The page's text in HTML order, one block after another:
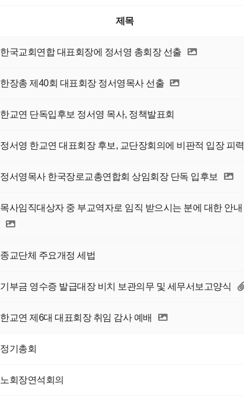
제목
한국교회연합 대표회장에 정서영 총회장 선출
한장총 제40회 대표회장 정서영목사 선출
한교연 단독입후보 정서영 목사, 정책발표회
정서영 한교연 대표회장 후보, 교단장회의에 비판적 입장 피력
정서영목사 한국장로교총연합회 상임회장 단독 입후보
목사임직대상자 중 부교역자로 임직 받으시는 분에 대한 안내
종교단체 주요개정 세법
기부금 영수증 발급대장 비치 보관의무 및 세무서보고양식
한교연 제6대 대표회장 취임 감사 예배
정기총회
노회장연석회의